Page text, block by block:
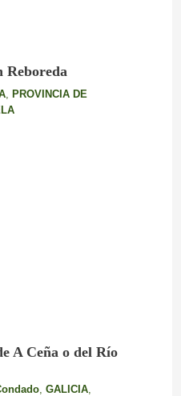
Reboreda
, PROVINCIA DE
A Ceña o del Río
, GALICIA,